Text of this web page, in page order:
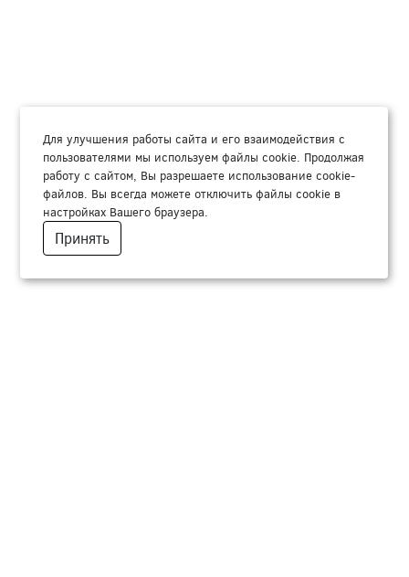
Для улучшения работы сайта и его взаимодействия с
пользователями мы используем файлы cookie. Продолжая
работу с сайтом, Вы разрешаете использование cookie-
файлов. Вы всегда можете отключить файлы cookie в
настройках Вашего браузера.
Принять